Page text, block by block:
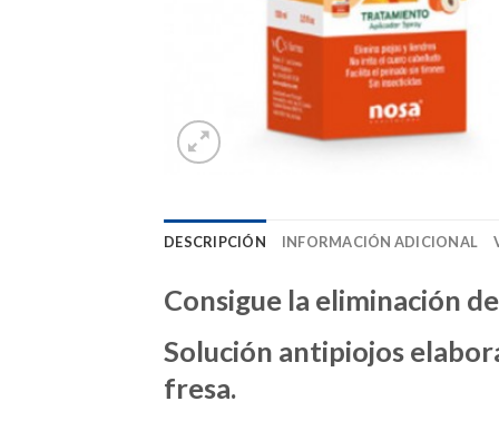
DESCRIPCIÓN INFORMACIÓN ADICIONAL
Consigue la eliminación
Solución antipiojos
fresa.